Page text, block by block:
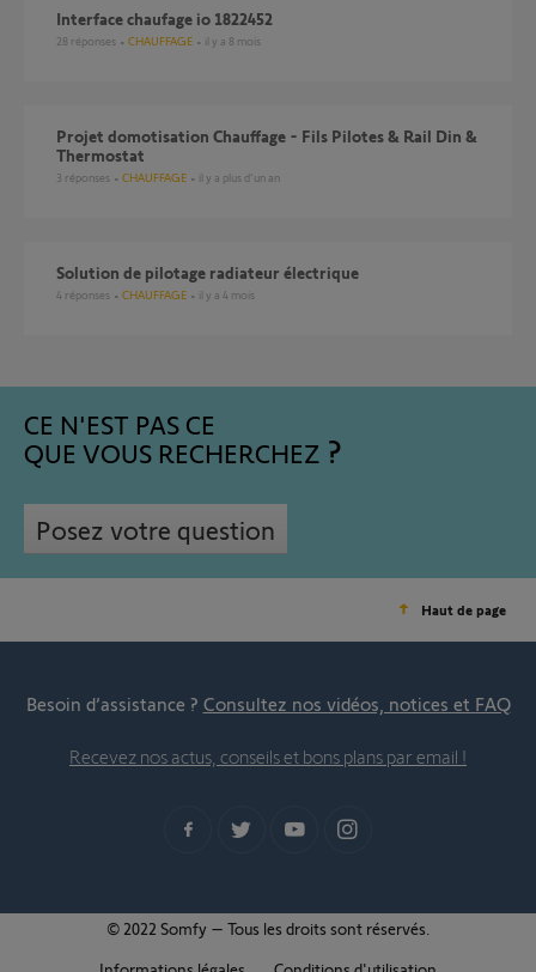
interface chaufage io 1822452
28 réponses CHAUFFAGE il y a 8 mois
Projet domotisation Chauffage - Fils Pilotes & Rail Din &
Thermostat
3 réponses CHAUFFAGE il y a plus d'un an
Solution de pilotage radiateur électrique
4 réponses CHAUFFAGE il y a 4 mois
CE N'EST PAS CE
QUE VOUS RECHERCHEZ
Posez votre question
Haut de page
Besoin d’assistance ? Consultez nos vidéos, notices et FAQ
Recevez nos actus, conseils et bons plans par email !
© 2022 Somfy – Tous les droits sont réservés.